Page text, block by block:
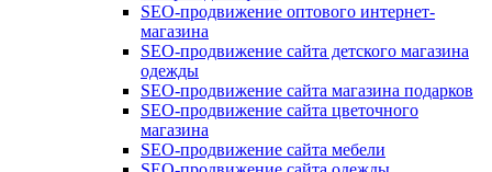
SEO-продвижение оптового интернет-
магазина
SEO-продвижение сайта детского магазина
одежды
SEO-продвижение сайта магазина подарков
SEO-продвижение сайта цветочного
магазина
SEO-продвижение сайта мебели